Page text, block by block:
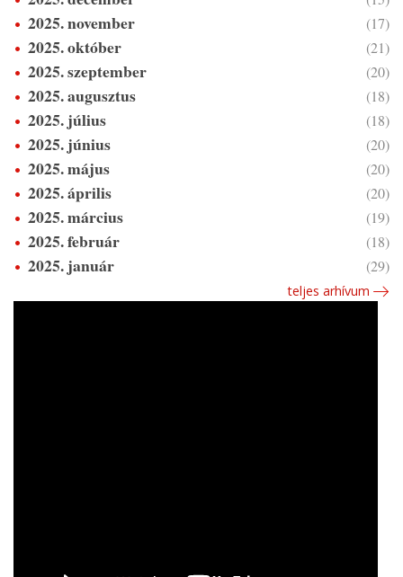
2025. november (17)
2025. október (21)
2025. szeptember (20)
2025. augusztus (18)
2025. július (18)
2025. június (20)
2025. május (20)
2025. április (20)
2025. március (19)
2025. február (18)
2025. január (29)
teljes arhívum